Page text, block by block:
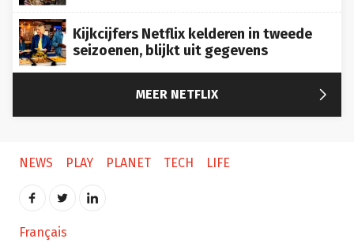
Kijkcijfers Netflix kelderen in tweede
seizoenen, blijkt uit gegevens
MEER NETFLIX 
NEWS PLAY PLANET TECH LIFE
Français